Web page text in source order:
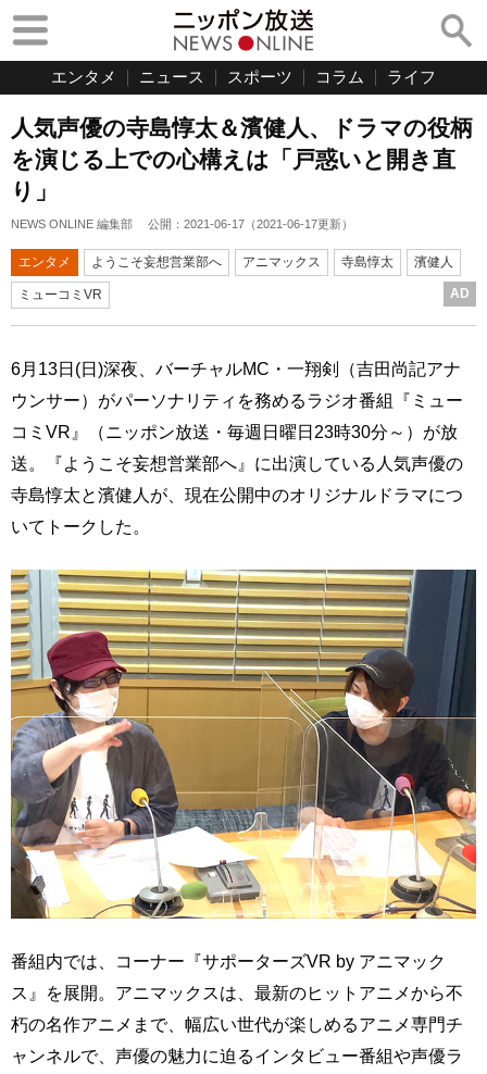
エンタメ ニュース スポーツ コラム ライフ
人気声優の寺島惇太＆濱健人、ドラマの役柄
を演じる上での心構えは「戸惑いと開き直
り」
NEWS ONLINE 編集部 公開： 2021-06-17 （2021-06-17更新）
エンタメ ようこそ妄想営業部へ アニマックス 寺島惇太 濱健人
ミューコミVR AD
6月13日(日)深夜、バーチャルMC・一翔剣（吉田尚記アナ
ウンサー）がパーソナリティを務めるラジオ番組『ミュー
コミVR』（ニッポン放送・毎週日曜日23時30分～）が放
送。『ようこそ妄想営業部へ』に出演している人気声優の
寺島惇太と濱健人が、現在公開中のオリジナルドラマにつ
いてトークした。
番組内では、コーナー『サポーターズVR by アニマック
ス』を展開。アニマックスは、最新のヒットアニメから不
朽の名作アニメまで、幅広い世代が楽しめるアニメ専門チ
ャンネルで、声優の魅力に迫るインタビュー番組や声優ラ